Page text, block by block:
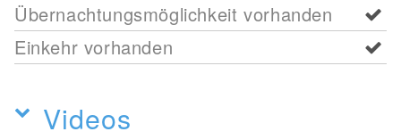
Übernachtungsmöglichkeit vorhanden
Einkehr vorhanden
Videos